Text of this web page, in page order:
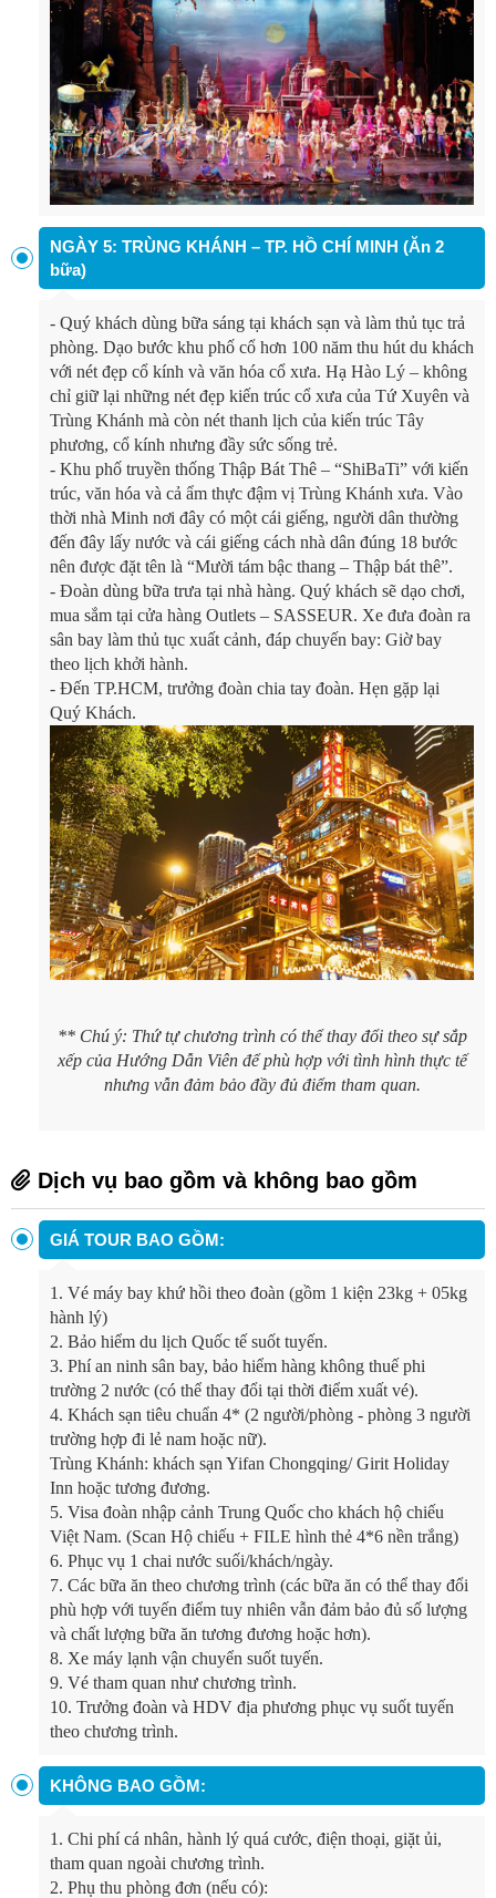
NGÀY 5: TRÙNG KHÁNH – TP. HỒ CHÍ MINH (Ăn 2
bữa)
- Quý khách dùng bữa sáng tại khách sạn và làm thủ tục trả
phòng. Dạo bước khu phố cổ hơn 100 năm thu hút du khách
với nét đẹp cổ kính và văn hóa cổ xưa. Hạ Hào Lý – không
chỉ giữ lại những nét đẹp kiến trúc cổ xưa của Tứ Xuyên và
Trùng Khánh mà còn nét thanh lịch của kiến trúc Tây
phương, cổ kính nhưng đầy sức sống trẻ.
- Khu phố truyền thống Thập Bát Thê – “ShiBaTi” với kiến
trúc, văn hóa và cả ẩm thực đậm vị Trùng Khánh xưa. Vào
thời nhà Minh nơi đây có một cái giếng, người dân thường
đến đây lấy nước và cái giếng cách nhà dân đúng 18 bước
nên được đặt tên là “Mười tám bậc thang – Thập bát thê”.
- Đoàn dùng bữa trưa tại nhà hàng. Quý khách sẽ dạo chơi,
mua sắm tại cửa hàng Outlets – SASSEUR. Xe đưa đoàn ra
sân bay làm thủ tục xuất cảnh, đáp chuyến bay: Giờ bay
theo lịch khởi hành.
- Đến TP.HCM, trưởng đoàn chia tay đoàn. Hẹn gặp lại
Quý Khách.
** Chú ý: Thứ tự chương trình có thể thay đổi theo sự sắp
xếp của Hướng Dẫn Viên để phù hợp với tình hình thực tế
nhưng vẫn đảm bảo đầy đủ điểm tham quan.
Dịch vụ bao gồm và không bao gồm
GIÁ TOUR BAO GỒM:
1. Vé máy bay khứ hồi theo đoàn (gồm 1 kiện 23kg + 05kg
hành lý)
2. Bảo hiểm du lịch Quốc tế suốt tuyến.
3. Phí an ninh sân bay, bảo hiểm hàng không thuế phi
trường 2 nước (có thể thay đổi tại thời điểm xuất vé).
4. Khách sạn tiêu chuẩn 4* (2 người/phòng - phòng 3 người
trường hợp đi lẻ nam hoặc nữ).
Trùng Khánh: khách sạn Yifan Chongqing/ Girit Holiday
Inn hoặc tương đương.
5. Visa đoàn nhập cảnh Trung Quốc cho khách hộ chiếu
Việt Nam. (Scan Hộ chiếu + FILE hình thẻ 4*6 nền trắng)
6. Phục vụ 1 chai nước suối/khách/ngày.
7. Các bữa ăn theo chương trình (các bữa ăn có thể thay đổi
phù hợp với tuyến điểm tuy nhiên vẫn đảm bảo đủ số lượng
và chất lượng bữa ăn tương đương hoặc hơn).
8. Xe máy lạnh vận chuyển suốt tuyến.
9. Vé tham quan như chương trình.
10. Trưởng đoàn và HDV địa phương phục vụ suốt tuyến
theo chương trình.
KHÔNG BAO GỒM:
1. Chi phí cá nhân, hành lý quá cước, điện thoại, giặt ủi,
tham quan ngoài chương trình.
2. Phụ thu phòng đơn (nếu có):